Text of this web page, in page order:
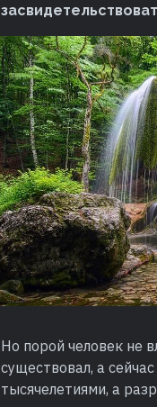
Но порой человек не
существовал, а
тысячелетиями, а